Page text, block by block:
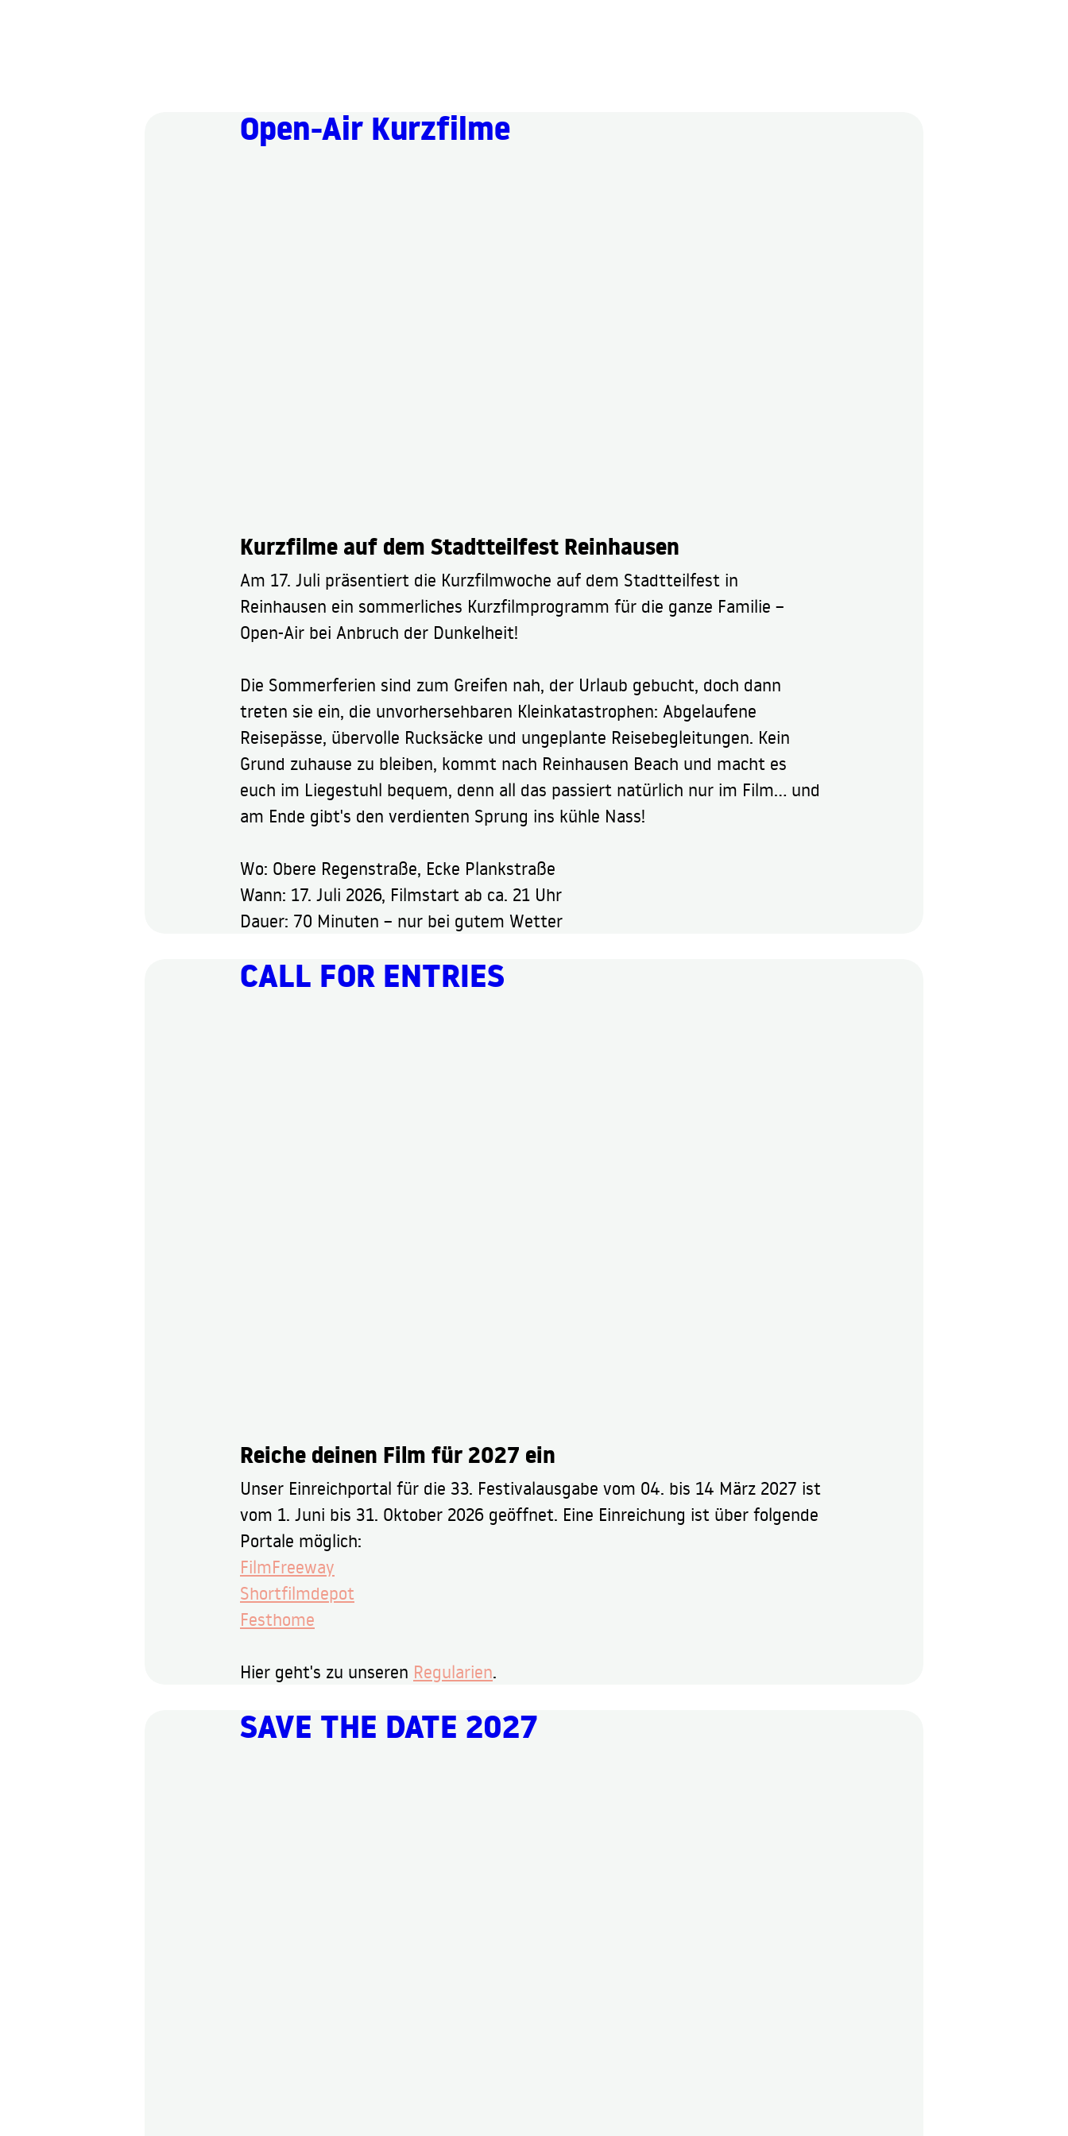
Open-Air Kurzfilme
Kurzfilme auf dem Stadtteilfest Reinhausen
Am 17. Juli präsentiert die Kurzfilmwoche auf dem Stadtteilfest in
Reinhausen ein sommerliches Kurzfilmprogramm für die ganze Familie –
Open-Air bei Anbruch der Dunkelheit!
Die Sommerferien sind zum Greifen nah, der Urlaub gebucht, doch dann
treten sie ein, die unvorhersehbaren Kleinkatastrophen: Abgelaufene
Reisepässe, übervolle Rucksäcke und ungeplante Reisebegleitungen. Kein
Grund zuhause zu bleiben, kommt nach Reinhausen Beach und macht es
euch im Liegestuhl bequem, denn all das passiert natürlich nur im Film... und
am Ende gibt's den verdienten Sprung ins kühle Nass!
Wo: Obere Regenstraße, Ecke Plankstraße
Wann: 17. Juli 2026, Filmstart ab ca. 21 Uhr
Dauer: 70 Minuten – nur bei gutem Wetter
CALL FOR ENTRIES
Reiche deinen Film für 2027 ein
Unser Einreichportal für die 33. Festivalausgabe vom 04. bis 14 März 2027 ist
vom 1. Juni bis 31. Oktober 2026 geöffnet. Eine Einreichung ist über folgende
Portale möglich:
FilmFreeway
Shortfilmdepot
Festhome
Hier geht's zu unseren Regularien.
SAVE THE DATE 2027